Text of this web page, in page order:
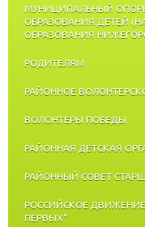
МУНИЦИПАЛЬНЫЙ
ОБРАЗОВАНИЯ ДЕТЕЙ
ОБРАЗОВАНИЯ
РОДИТЕЛЯМ
РАЙОННОЕ
ВОЛОНТЕРЫ ПОБЕДЫ
РАЙОННАЯ ДЕТСКАЯ
РАЙОННЫЙ СОВЕТ
РОССИЙСКОЕ
ПЕРВЫХ"